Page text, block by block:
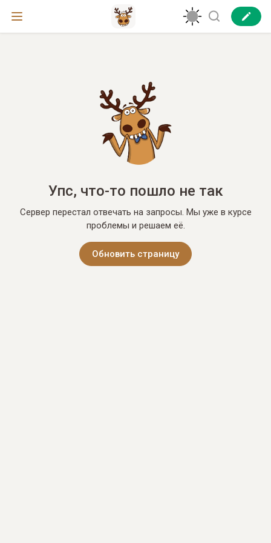
Упс, что-то пошло не так
Сервер перестал отвечать на запросы. Мы уже в курсе
проблемы и решаем её.
Обновить страницу